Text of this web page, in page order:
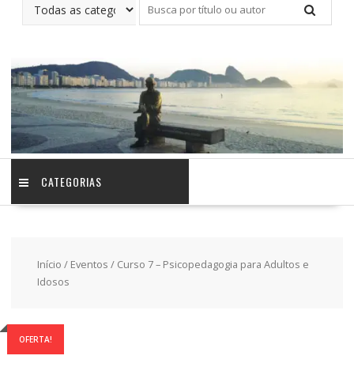
CATEGORIAS
Início / Eventos / Curso 7 – Psicopedagogia para Adultos e
Idosos
OFERTA!